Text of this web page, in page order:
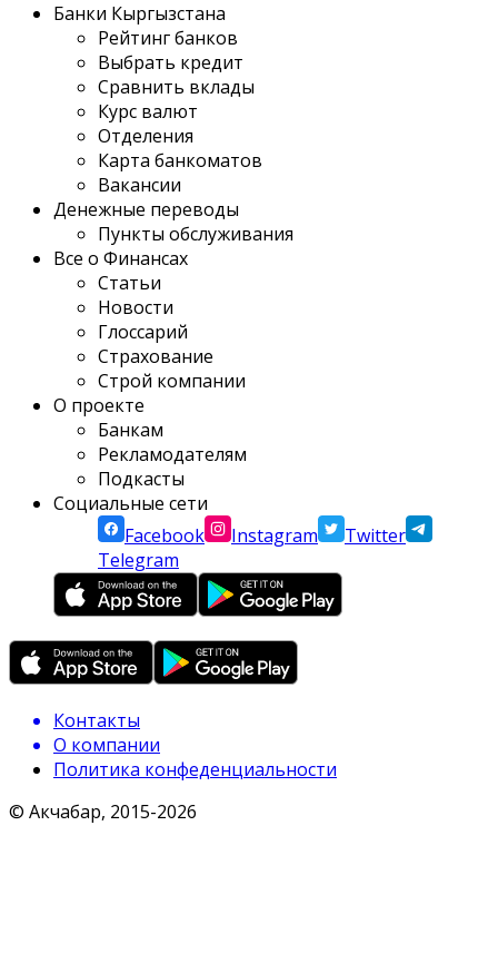
Банки Кыргызстана
Рейтинг банков
Выбрать кредит
Сравнить вклады
Курс валют
Отделения
Карта банкоматов
Вакансии
Денежные переводы
Пункты обслуживания
Все о Финансах
Статьи
Новости
Глоссарий
Страхование
Строй компании
О проекте
Банкам
Рекламодателям
Подкасты
Социальные сети
Facebook
Instagram
Twitter
Telegram
Контакты
О компании
Политика конфеденциальности
© Акчабар, 2015-2026